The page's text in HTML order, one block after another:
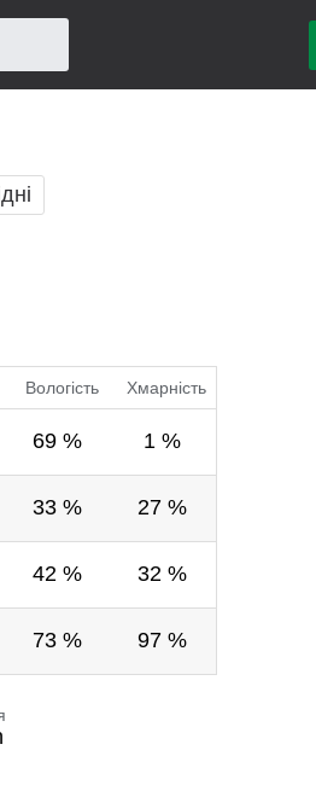
Вологість Хмарність
69 % 1 %
33 % 27 %
42 % 32 %
73 % 97 %